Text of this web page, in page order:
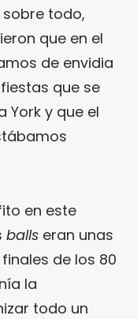
sobre todo,
que en el
de envidia
que se
York y que el
en este
balls eran unas
de los 80
la
todo un